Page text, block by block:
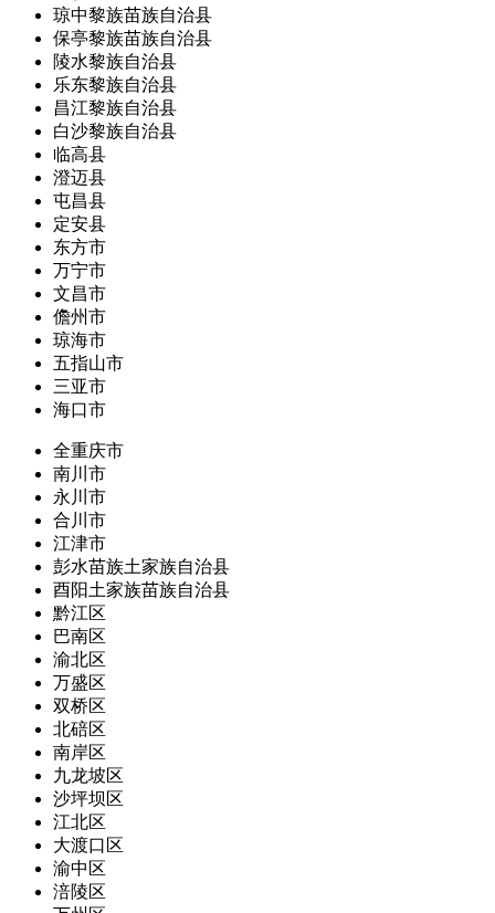
琼中黎族苗族自治县
保亭黎族苗族自治县
陵水黎族自治县
乐东黎族自治县
昌江黎族自治县
白沙黎族自治县
临高县
澄迈县
屯昌县
定安县
东方市
万宁市
文昌市
儋州市
琼海市
五指山市
三亚市
海口市
全重庆市
南川市
永川市
合川市
江津市
彭水苗族土家族自治县
酉阳土家族苗族自治县
黔江区
巴南区
渝北区
万盛区
双桥区
北碚区
南岸区
九龙坡区
沙坪坝区
江北区
大渡口区
渝中区
涪陵区